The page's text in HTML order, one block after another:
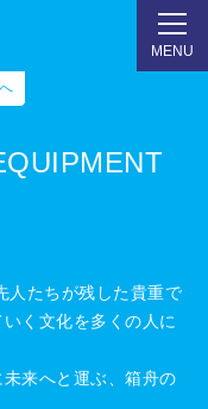
MENU
人たちが残した貴重で
く文化を多くの人に
未来へと運ぶ、箱舟の